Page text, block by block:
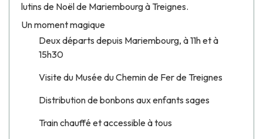
lutins de Noël de Mariembourg à Treignes.
Un moment magique
Deux départs depuis Mariembourg, à 11h et à
15h30
Visite du Musée du Chemin de Fer de Treignes
Distribution de bonbons aux enfants sages
Train chauffé et accessible à tous